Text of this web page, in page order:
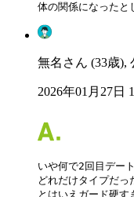
体の関係になったと
無名さん (33歳),
2026年01月27日
いや何で2回目デー
どれだけタイプだ
とはいえガード硬す